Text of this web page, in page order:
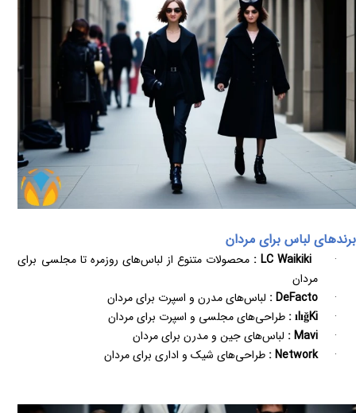
برندهای لباس برای مردان
·
LC Waikiki
: محصولات متنوع از لباس‌های روزمره تا مجلسی برای
مردان
·
DeFacto
: لباس‌های مدرن و اسپرت برای مردان
·
Ki
ğ
ılı
: طراحی‌های مجلسی و اسپرت برای مردان
·
Mavi
: لباس‌های جین و مدرن برای مردان
·
Network
: طراحی‌های شیک و اداری برای مردان